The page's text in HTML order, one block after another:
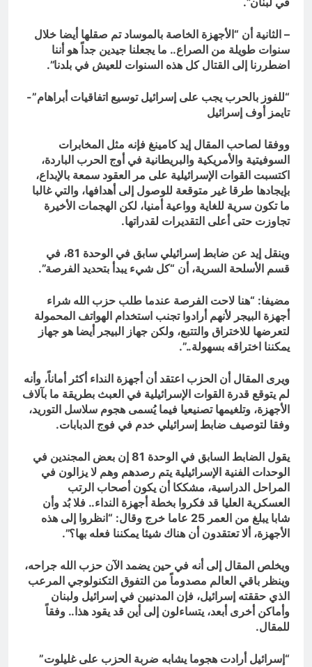
– الثانية أن “الأجهزة الخاصة بالموساد تم صقلها أيضا خلال
سنوات طويلة من الصراع.. ما يجعلنا جيدين جداً هو أننا
اضطررنا إلى القتال كل هذه السنوات للعيش في بلدنا”.
“للفوز بالحرب يجب على إسرائيل توسيع اتفاقيات أبراهام”-
تايمز أوف إسرائيل
ووفقا لصاحب المقال إيد كامينغ فإنه مثل المخابرات
السوفيتية والأمريكية والبريطانية في أوج الحرب الباردة،
اكتسبت القوات الإسرائيلية على مر العقود سمعة بالإبداع،
بإيجادها طرقا غير متوقعة للوصول إلى أهدافها، والتي غالبا
ما تكون سرية للغاية وواعية أمنيا، لكن الهجمات الأخيرة
تجاوزت حتى أعلى التقديرات لقدراتها.
وينقل إيد عن ضابط إسرائيلي سابق في الوحدة 81، في
قسم الأسلحة السرية، أن “كل شيء يبدأ بتحديد الفرصة”.
مضيفا: “هنا لاحت الفرصة عندما طلب حزب الله شراء
أجهزة البيجر لأنهم أرادوا تجنب استخدام الهواتف المحمولة
لتعرضها للاختراق والتتبع، ولكن جهاز البيجر أيضا هو جهاز
يمكننا اختراقه بسهولة..”.
ويرى المقال أن الحزب اعتقد أن أجهزة النداء أكثر أماناً، وأنه
لم يتوقع قدرة القوات الإسرائيلية في العبث بطريقة ما بآلاف
الأجهزة، وتلغيمها تصنيعيا فيما يُسمى هجوم سلاسل التوريد،
وفقا لتوصيف ضابط إسرائيلي خدم في فوج الدبابات.
يقول الضابط السابق في الوحدة 81 إن بعض المجندين في
الوحدات الفنية الإسرائيلية يتم رصدهم وهم لا يزالون في
المراحل الدراسية، مشككا أن يكون أصحاب الرتب
العسكرية العليا قد فكروا بخطة أجهزة النداء.. فلا بُد وأن
شابا يبلغ من العمر 25 عاما خرج وقال: “انظروا إلى هذه
الأجهزة، ألا تعتقدون أن هناك شيئا يمكننا فعله بها؟”.
ويخلص المقال إلى أنه في حين يضمد الآن حزب الله جراحه،
وينظر باقي العالم مصدوماً من التفوق التكنولوجي المرعب
الذي حققته إسرائيل، فإن المدنيين في إسرائيل ولبنان
وأماكن أخرى أبعد، يتساءلون إلى أين قد يقود هذا.. وفقاً
للمقال.
“إسرائيل أرادت هجوما يشابه ضربة الحزب على غليلوت”